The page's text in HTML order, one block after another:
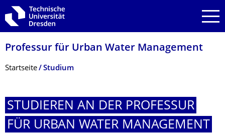
Zur Hauptnavigation springen
Zur Suche springen
Zum Inhalt springen
Professur für Urban Water Management
Breadcrumb-Menü
Startseite Studium
STUDIEREN AN DER PROFESSUR
FÜR URBAN WATER MANAGEMENT